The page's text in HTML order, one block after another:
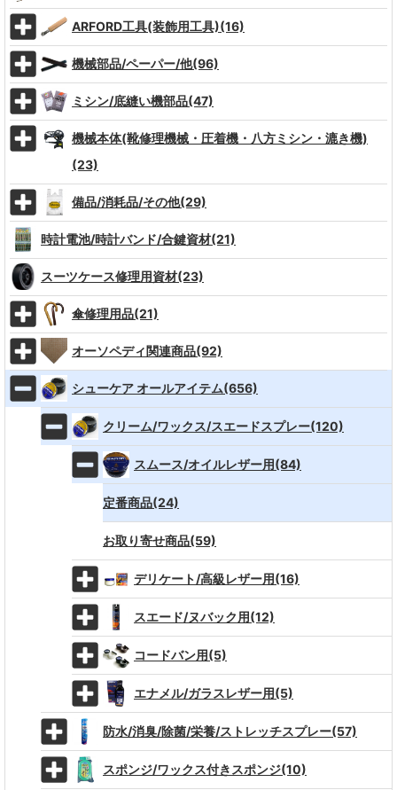
ARFORD工具(装飾用工具)(16)
機械部品/ペーパー/他(96)
ミシン/底縫い機部品(47)
機械本体(靴修理機械・圧着機・八方ミシン・漉き機)
(23)
備品/消耗品/その他(29)
時計電池/時計バンド/合鍵資材(21)
スーツケース修理用資材(23)
傘修理用品(21)
オーソペディ関連商品(92)
シューケア オールアイテム(656)
クリーム/ワックス/スエードスプレー(120)
スムース/オイルレザー用(84)
定番商品(24)
お取り寄せ商品(59)
デリケート/高級レザー用(16)
スエード/ヌバック用(12)
コードバン用(5)
エナメル/ガラスレザー用(5)
防水/消臭/除菌/栄養/ストレッチスプレー(57)
スポンジ/ワックス付きスポンジ(10)